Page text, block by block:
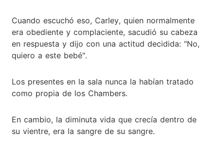
Cuando escuchó eso, Carley, quien normalmente
era obediente y complaciente, sacudió su cabeza
en respuesta y dijo con una actitud decidida: "No,
quiero a este bebé".
Los presentes en la sala nunca la habían tratado
como propia de los Chambers.
En cambio, la diminuta vida que crecía dentro de
su vientre, era la sangre de su sangre.